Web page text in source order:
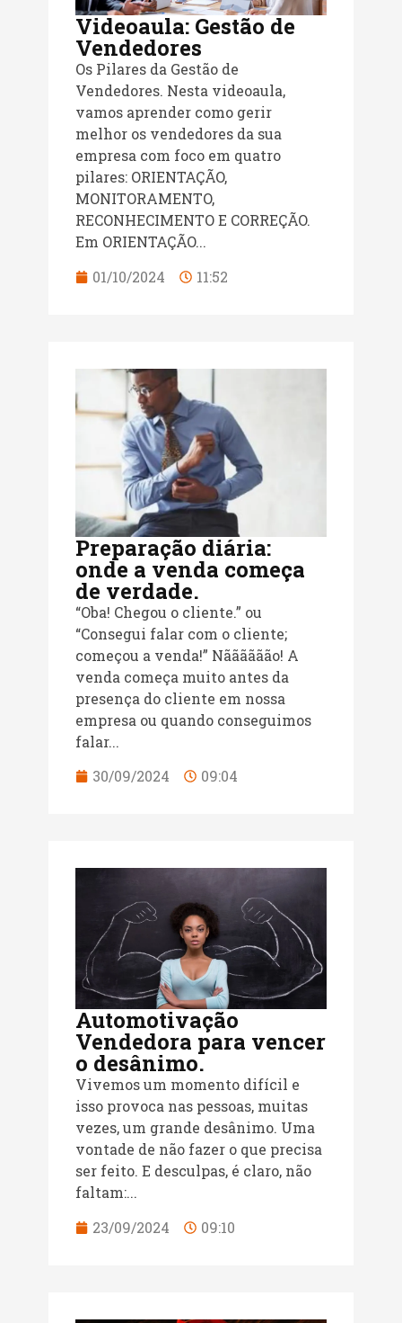
Videoaula: Gestão de
Vendedores
Os Pilares da Gestão de
Vendedores. Nesta videoaula,
vamos aprender como gerir
melhor os vendedores da sua
empresa com foco em quatro
pilares: ORIENTAÇÃO,
MONITORAMENTO,
RECONHECIMENTO E CORREÇÃO.
Em ORIENTAÇÃO...
01/10/2024
11:52
Preparação diária:
onde a venda começa
de verdade.
“Oba! Chegou o cliente.” ou
“Consegui falar com o cliente;
começou a venda!” Nãããããão! A
venda começa muito antes da
presença do cliente em nossa
empresa ou quando conseguimos
falar...
30/09/2024
09:04
Automotivação
Vendedora para vencer
o desânimo.
Vivemos um momento difícil e
isso provoca nas pessoas, muitas
vezes, um grande desânimo. Uma
vontade de não fazer o que precisa
ser feito. E desculpas, é claro, não
faltam:...
23/09/2024
09:10